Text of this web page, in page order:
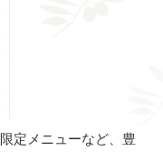
定メニューなど、豊